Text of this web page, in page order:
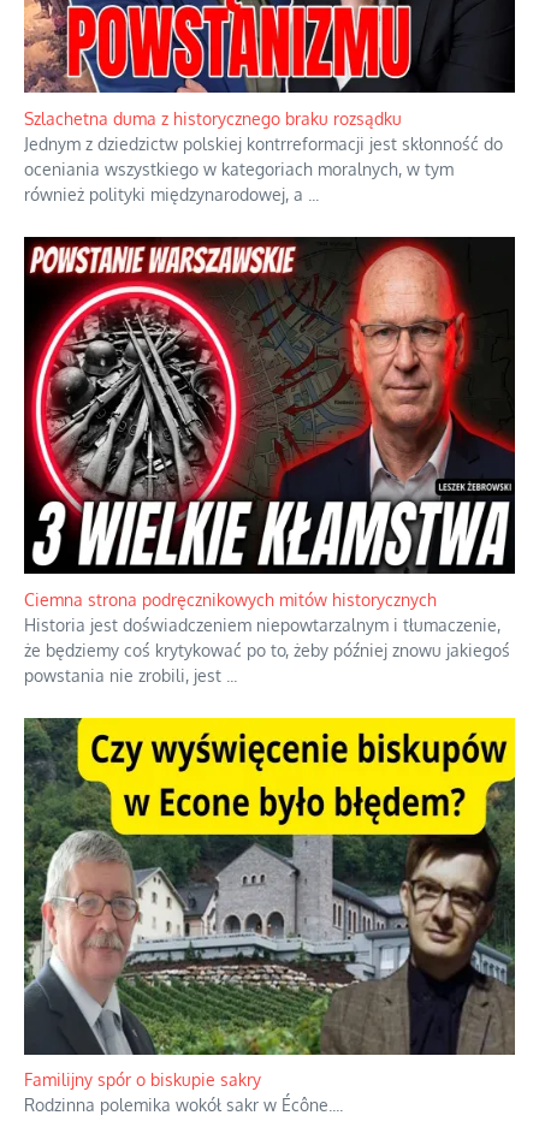
Ekspresowy kurs zbawienia z rodzinną katastrofą
Dramatyczne skutki skrajnej nadgorliwości we wspólnocie.
Szlachetna duma z historycznego braku rozsądku
Jednym z dziedzictw polskiej kontrreformacji jest skłonność do
oceniania wszystkiego w kategoriach moralnych, w tym
również polityki międzynarodowej, a...
Ciemna strona podręcznikowych mitów historycznych
Historia jest doświadczeniem niepowtarzalnym i tłumaczenie,
że będziemy coś krytykować po to, żeby później znowu jakiegoś
powstania nie zrobili, jest...